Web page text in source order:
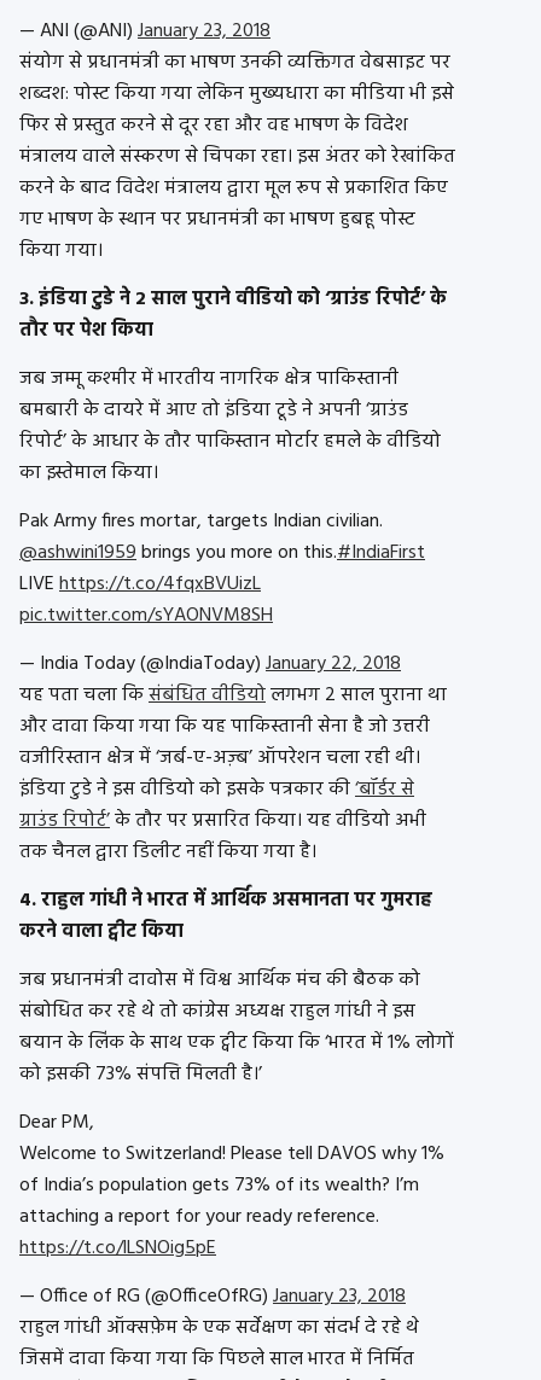
— ANI (@ANI)January 23, 2018
संयोग से प्रधानमंत्री का भाषण उनकी व्यक्तिगत वेबसाइट पर
शब्दश: पोस्ट किया गया लेकिन मुख्यधारा का मीडिया भी इसे
फिर से प्रस्तुत करने से दूर रहा और वह भाषण के विदेश
मंत्रालय वाले संस्करण से चिपका रहा। इस अंतर को रेखांकित
करने के बाद विदेश मंत्रालय द्वारा मूल रूप से प्रकाशित किए
गए भाषण के स्थान पर प्रधानमंत्री का भाषण हुबहू पोस्ट
किया गया।
3. इंडिया टुडे ने 2 साल पुराने वीडियो को ‘ग्राउंड रिपोर्ट’ के
तौर पर पेश किया
जब जम्मू कश्मीर में भारतीय नागरिक क्षेत्र पाकिस्तानी
बमबारी के दायरे में आए तो इंडिया टूडे ने अपनी ‘ग्राउंड
रिपोर्ट’ के आधार के तौर पाकिस्‍तान मोर्टार हमले के वीडियो
का इस्‍तेमाल किया।
Pak Army fires mortar, targets Indian civilian.
@ashwini1959brings you more on this.#IndiaFirst
LIVEhttps://t.co/4fqxBVUizL
pic.twitter.com/sYAONVM8SH
— India Today (@IndiaToday)January 22, 2018
यह पता चला किसंबंधित वीडियोलगभग 2 साल पुराना था
और दावा किया गया कि यह पाकिस्तानी सेना है जो उत्तरी
वजीरिस्तान क्षेत्र में ‘जर्ब-ए-अज़्ब’ ऑपरेशन चला रही थी।
इंडिया टुडे ने इस वीडियो को इसके पत्रकार की‘बॉर्डर से
ग्राउंड रिपोर्ट’के तौर पर प्रसारित किया। यह वीडियो अभी
तक चैनल द्वारा डिलीट नहीं किया गया है।
4. राहुल गांधी ने भारत में आर्थिक असमानता पर गुमराह
करने वाला ट्वीट किया
जब प्रधानमंत्री दावोस में विश्व आर्थिक मंच की बैठक को
संबोधित कर रहे थे तो कांग्रेस अध्यक्ष राहुल गांधी ने इस
बयान के लिंक के साथ एक ट्वीट किया कि ‘भारत में 1% लोगों
को इसकी 73% संपत्ति मिलती है।’
Dear PM,
Welcome to Switzerland! Please tell DAVOS why 1%
of India’s population gets 73% of its wealth? I’m
attaching a report for your ready reference.
https://t.co/lLSNOig5pE
— Office of RG (@OfficeOfRG)January 23, 2018
राहुल गांधी ऑक्‍सफ़ेम के एक सर्वेक्षण का संदर्भ दे रहे थे
जिसमें दावा किया गया कि पिछले साल भारत में निर्मित